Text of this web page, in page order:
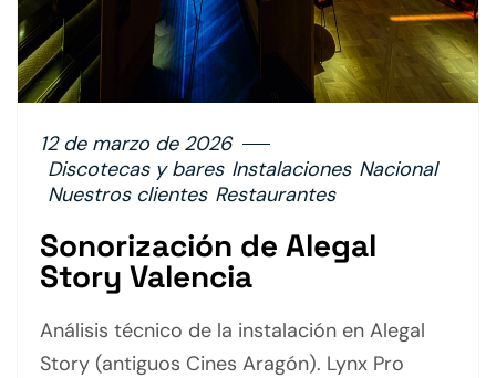
12 de marzo de 2026
Discotecas y bares Instalaciones Nacional
Nuestros clientes Restaurantes
Sonorización de Alegal
Story Valencia
Análisis técnico de la instalación en Alegal
Story (antiguos Cines Aragón). Lynx Pro